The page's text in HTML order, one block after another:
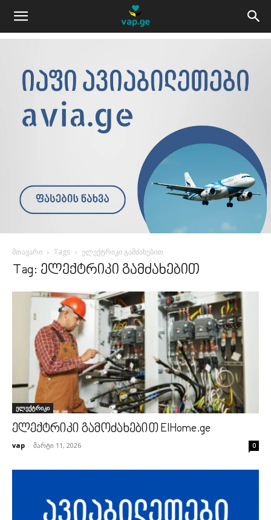
მთავარი Tags ელექტრიკი გამძახებით
Tag: ელექტრიკი გამძახებით
ელექტრიკი
ელექტრიკი გამოძახებით ElHome.ge
vap - მარტი 11, 2026 0